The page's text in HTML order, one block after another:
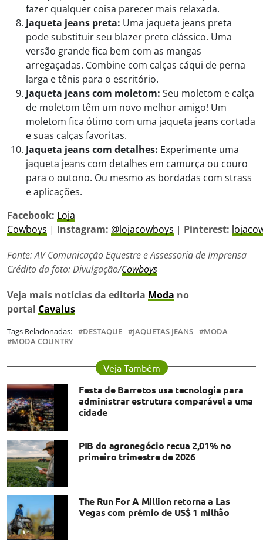
fazer qualquer coisa parecer mais relaxada.
Jaqueta jeans preta: Uma jaqueta jeans preta
pode substituir seu blazer preto clássico. Uma
versão grande fica bem com as mangas
arregaçadas. Combine com calças cáqui de perna
larga e tênis para o escritório.
Jaqueta jeans com moletom: Seu moletom e calça
de moletom têm um novo melhor amigo! Um
moletom fica ótimo com uma jaqueta jeans cortada
e suas calças favoritas.
Jaqueta jeans com detalhes: Experimente uma
jaqueta jeans com detalhes em camurça ou couro
para o outono. Ou mesmo as bordadas com strass
e aplicações.
Facebook: Loja
Cowboys | Instagram: @lojacowboys | Pinterest:
Fonte: AV Comunicação Equestre e Assessoria de Imprensa
Crédito da foto: Divulgação/Cowboys
Veja mais notícias da editoria Moda no
portal Cavalus
Tags Relacionadas: DESTAQUE JAQUETAS JEANS
MODA
MODA COUNTRY
Veja Também
Festa de Barretos usa tecnologia para
administrar estrutura comparável a uma
cidade
PIB do agronegócio recua 2,01% no
primeiro trimestre de 2026
The Run For A Million retorna a Las
Vegas com prêmio de US$ 1 milhão